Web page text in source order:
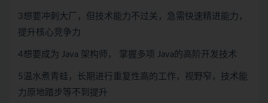
3想要冲刺大厂，但技术能力不过关，急需快速精进能力，
提升核心竞争力
4想要成为 Java 架构师， 掌握多项 Java的高阶开发技术
5温水煮青蛙，长期进行重复性高的工作，视野窄，技术能
力原地踏步等不到提升